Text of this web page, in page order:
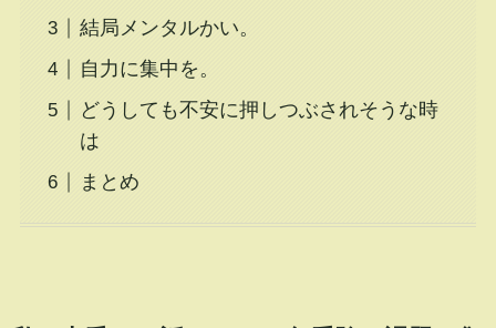
結局メンタルかい。
自力に集中を。
どうしても不安に押しつぶされそうな時
は
まとめ